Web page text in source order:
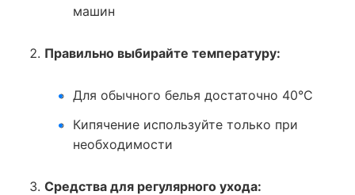
машин
Правильно выбирайте температуру:
Для обычного белья достаточно 40°C
Кипячение используйте только при
необходимости
Средства для регулярного ухода: